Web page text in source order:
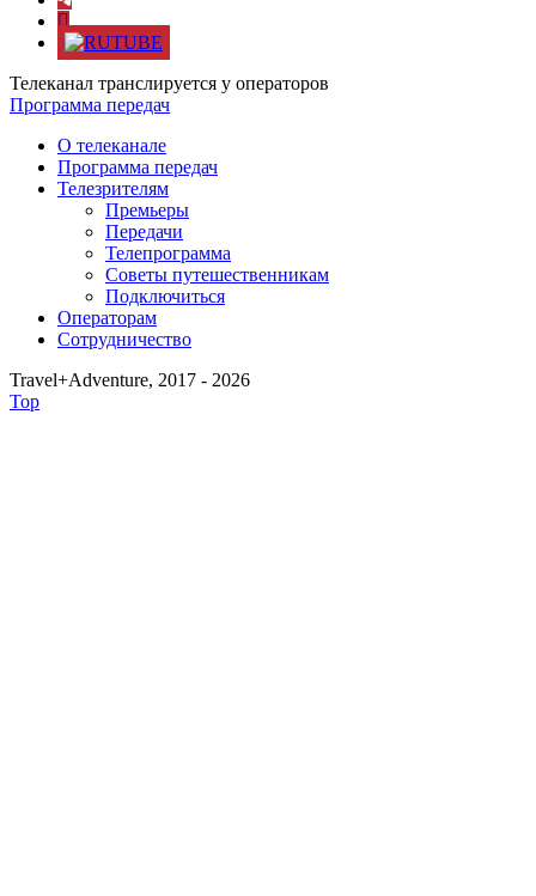
Телеканал транслируется у операторов
Программа передач
О телеканале
Программа передач
Телезрителям
Премьеры
Передачи
Телепрограмма
Советы путешественникам
Подключиться
Операторам
Сотрудничество
Travel+Adventure, 2017 - 2026
Top